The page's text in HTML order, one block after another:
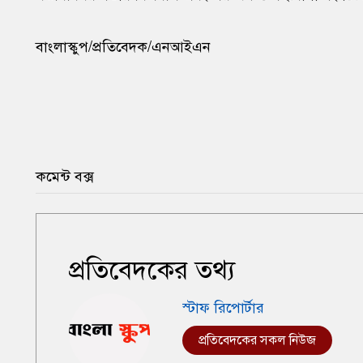
বাংলাস্কুপ/প্রতিবেদক/এনআইএন
কমেন্ট বক্স
প্রতিবেদকের তথ্য
স্টাফ রিপোর্টার
প্রতিবেদকের সকল নিউজ